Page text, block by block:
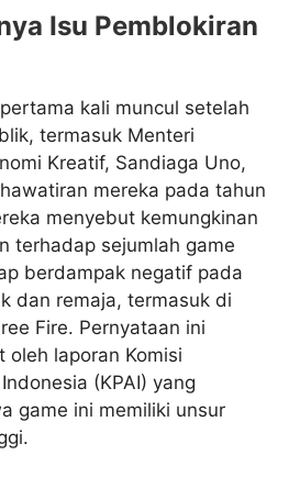
Isu Pemblokiran
kali muncul setelah
termasuk Menteri
Kreatif, Sandiaga Uno,
mereka pada tahun
menyebut kemungkinan
terhadap sejumlah game
berdampak negatif pada
dan remaja, termasuk di
Fire. Pernyataan ini
oleh laporan Komisi
(KPAI) yang
game ini memiliki unsur